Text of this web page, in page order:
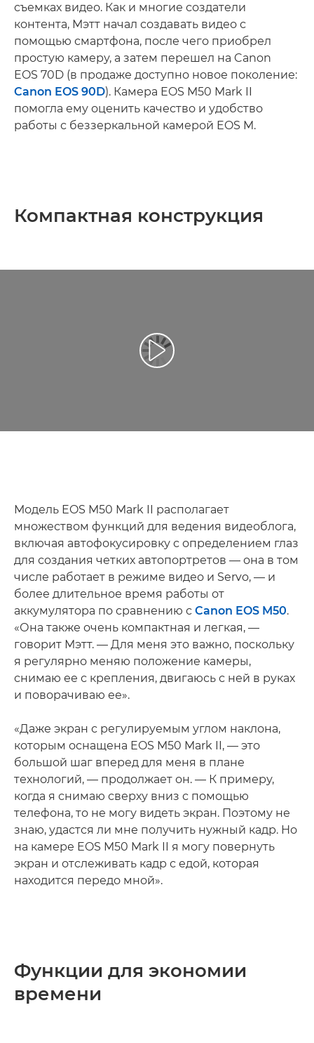
съемках видео. Как и многие создатели
контента, Мэтт начал создавать видео с
помощью смартфона, после чего приобрел
простую камеру, а затем перешел на Canon
EOS 70D (в продаже доступно новое поколение:
Canon EOS 90D). Камера EOS M50 Mark II
помогла ему оценить качество и удобство
работы с беззеркальной камерой EOS M.
Компактная конструкция
Воспроизведение видео
Модель EOS M50 Mark II располагает
множеством функций для ведения видеоблога,
включая автофокусировку с определением глаз
для создания четких автопортретов — она в том
числе работает в режиме видео и Servo, — и
более длительное время работы от
аккумулятора по сравнению с Canon EOS M50.
«Она также очень компактная и легкая, —
говорит Мэтт. — Для меня это важно, поскольку
я регулярно меняю положение камеры,
снимаю ее с крепления, двигаюсь с ней в руках
и поворачиваю ее».
«Даже экран с регулируемым углом наклона,
которым оснащена EOS M50 Mark II, — это
большой шаг вперед для меня в плане
технологий, — продолжает он. — К примеру,
когда я снимаю сверху вниз с помощью
телефона, то не могу видеть экран. Поэтому не
знаю, удастся ли мне получить нужный кадр. Но
на камере EOS M50 Mark II я могу повернуть
экран и отслеживать кадр с едой, которая
находится передо мной».
Функции для экономии
времени